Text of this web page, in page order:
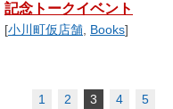
記念トークイベント
[小川町仮店舗, Books]
1 2 3 4 5